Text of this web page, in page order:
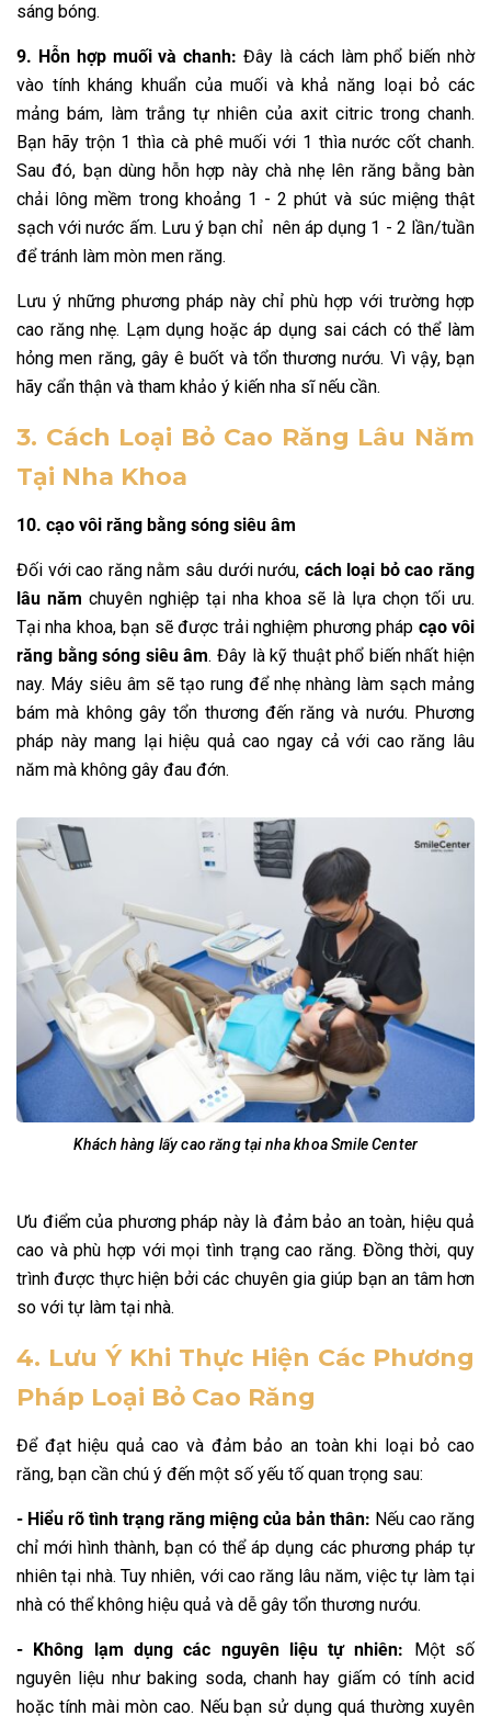
sáng bóng.
9. Hỗn hợp muối và chanh: Đây là cách làm phổ biến nhờ
vào tính kháng khuẩn của muối và khả năng loại bỏ các
mảng bám, làm trắng tự nhiên của axit citric trong chanh.
Bạn hãy trộn 1 thìa cà phê muối với 1 thìa nước cốt chanh.
Sau đó, bạn dùng hỗn hợp này chà nhẹ lên răng bằng bàn
chải lông mềm trong khoảng 1 - 2 phút và súc miệng thật
sạch với nước ấm. Lưu ý bạn chỉ nên áp dụng 1 - 2 lần/tuần
để tránh làm mòn men răng.
Lưu ý những phương pháp này chỉ phù hợp với trường hợp
cao răng nhẹ. Lạm dụng hoặc áp dụng sai cách có thể làm
hỏng men răng, gây ê buốt và tổn thương nướu. Vì vậy, bạn
hãy cẩn thận và tham khảo ý kiến nha sĩ nếu cần.
3. Cách Loại Bỏ Cao Răng Lâu Năm
Tại Nha Khoa
10. cạo vôi răng bằng sóng siêu âm
Đối với cao răng nằm sâu dưới nướu, cách loại bỏ cao răng
lâu năm chuyên nghiệp tại nha khoa sẽ là lựa chọn tối ưu.
Tại nha khoa, bạn sẽ được trải nghiệm phương pháp cạo vôi
răng bằng sóng siêu âm. Đây là kỹ thuật phổ biến nhất hiện
nay. Máy siêu âm sẽ tạo rung để nhẹ nhàng làm sạch mảng
bám mà không gây tổn thương đến răng và nướu. Phương
pháp này mang lại hiệu quả cao ngay cả với cao răng lâu
năm mà không gây đau đớn.
Khách hàng lấy cao răng tại nha khoa Smile Center
Ưu điểm của phương pháp này là đảm bảo an toàn, hiệu quả
cao và phù hợp với mọi tình trạng cao răng. Đồng thời, quy
trình được thực hiện bởi các chuyên gia giúp bạn an tâm hơn
so với tự làm tại nhà.
4. Lưu Ý Khi Thực Hiện Các Phương
Pháp Loại Bỏ Cao Răng
Để đạt hiệu quả cao và đảm bảo an toàn khi loại bỏ cao
răng, bạn cần chú ý đến một số yếu tố quan trọng sau:
- Hiểu rõ tình trạng răng miệng của bản thân: Nếu cao răng
chỉ mới hình thành, bạn có thể áp dụng các phương pháp tự
nhiên tại nhà. Tuy nhiên, với cao răng lâu năm, việc tự làm tại
nhà có thể không hiệu quả và dễ gây tổn thương nướu.
- Không lạm dụng các nguyên liệu tự nhiên: Một số
nguyên liệu như baking soda, chanh hay giấm có tính acid
hoặc tính mài mòn cao. Nếu bạn sử dụng quá thường xuyên